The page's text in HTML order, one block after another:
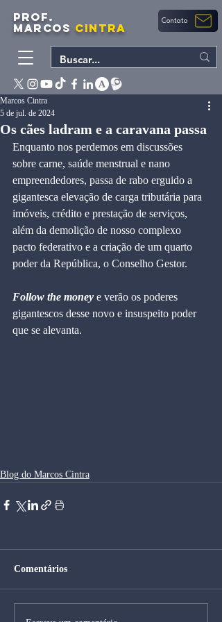
PROF.
MARCOS CINTRA Contato
Os cães ladram e a caravana passa
Marcos Cintra
5 de jul. de 2024
Enquanto nos perdemos em discussões
sobre carne, saúde menstrual e nano
empreendedores, passa de rabo erguido a
gigantesca elevação de carga tributária para
imóveis, crédito e prestação de serviços,
além da demolição de nosso complexo
pacto federativo e a criação de um quarto
poder da República, o Conselho Gestor.
Follow the money e verão os poderes
gigantescos desse novo e insuspeito poder
que se alevanta.
Blog do Marcos Cintra
Comentários